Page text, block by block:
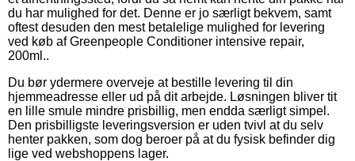
du har mulighed for det. Denne er jo særligt bekvem, samt
oftest desuden den mest betalelige mulighed for levering
ved køb af Greenpeople Conditioner intensive repair,
200ml..
Du bør ydermere overveje at bestille levering til din
hjemmeadresse eller ud på dit arbejde. Løsningen bliver tit
en lille smule mindre prisbillig, men endda særligt simpel.
Den prisbilligste leveringsversion er uden tvivl at du selv
henter pakken, som dog beroer på at du fysisk befinder dig
lige ved webshoppens lager.